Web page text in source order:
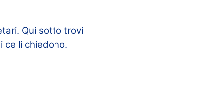
Qui sotto trovi
ce li chiedono.